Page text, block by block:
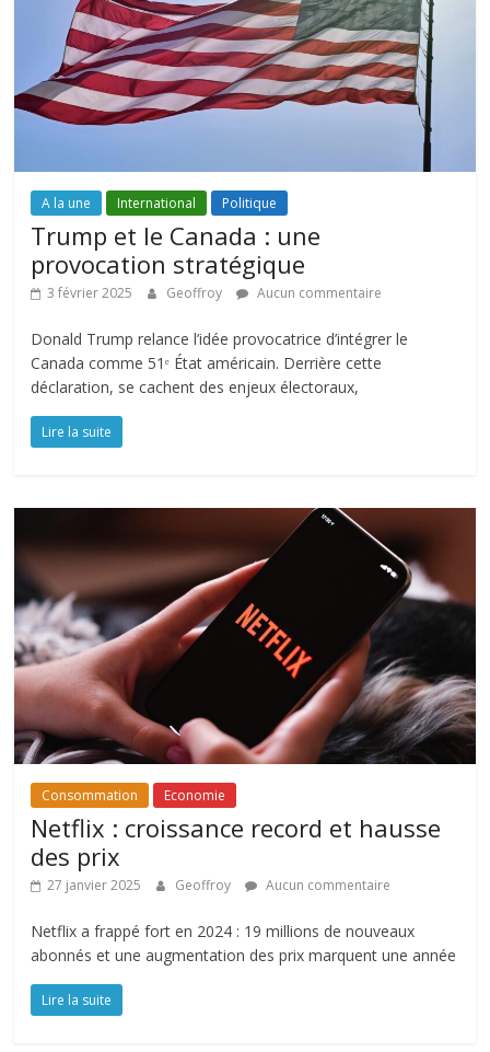
A la une International Politique
Trump et le Canada : une
provocation stratégique
3 février 2025 Geoffroy Aucun commentaire
Donald Trump relance l’idée provocatrice d’intégrer le
Canada comme 51ᵉ État américain. Derrière cette
déclaration, se cachent des enjeux électoraux,
Lire la suite
Consommation Economie
Netflix : croissance record et hausse
des prix
27 janvier 2025 Geoffroy Aucun commentaire
Netflix a frappé fort en 2024 : 19 millions de nouveaux
abonnés et une augmentation des prix marquent une année
Lire la suite